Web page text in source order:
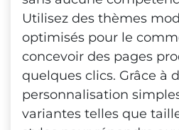
Utilisez des thèmes
optimisés pour le
concevoir des pages
quelques clics. Grâce à
personnalisation
variantes telles que